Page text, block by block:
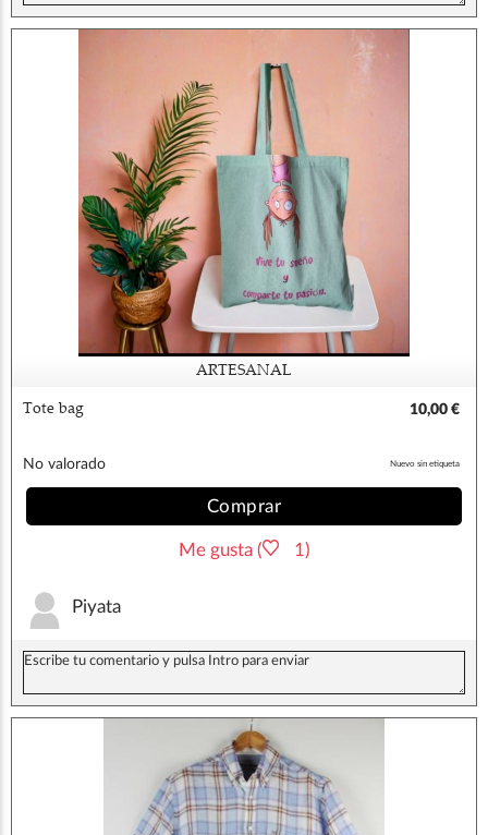
ARTESANAL
Tote bag 10,00 €
No valorado Nuevo sin etiqueta
Comprar
Me gusta ( 1)
Piyata